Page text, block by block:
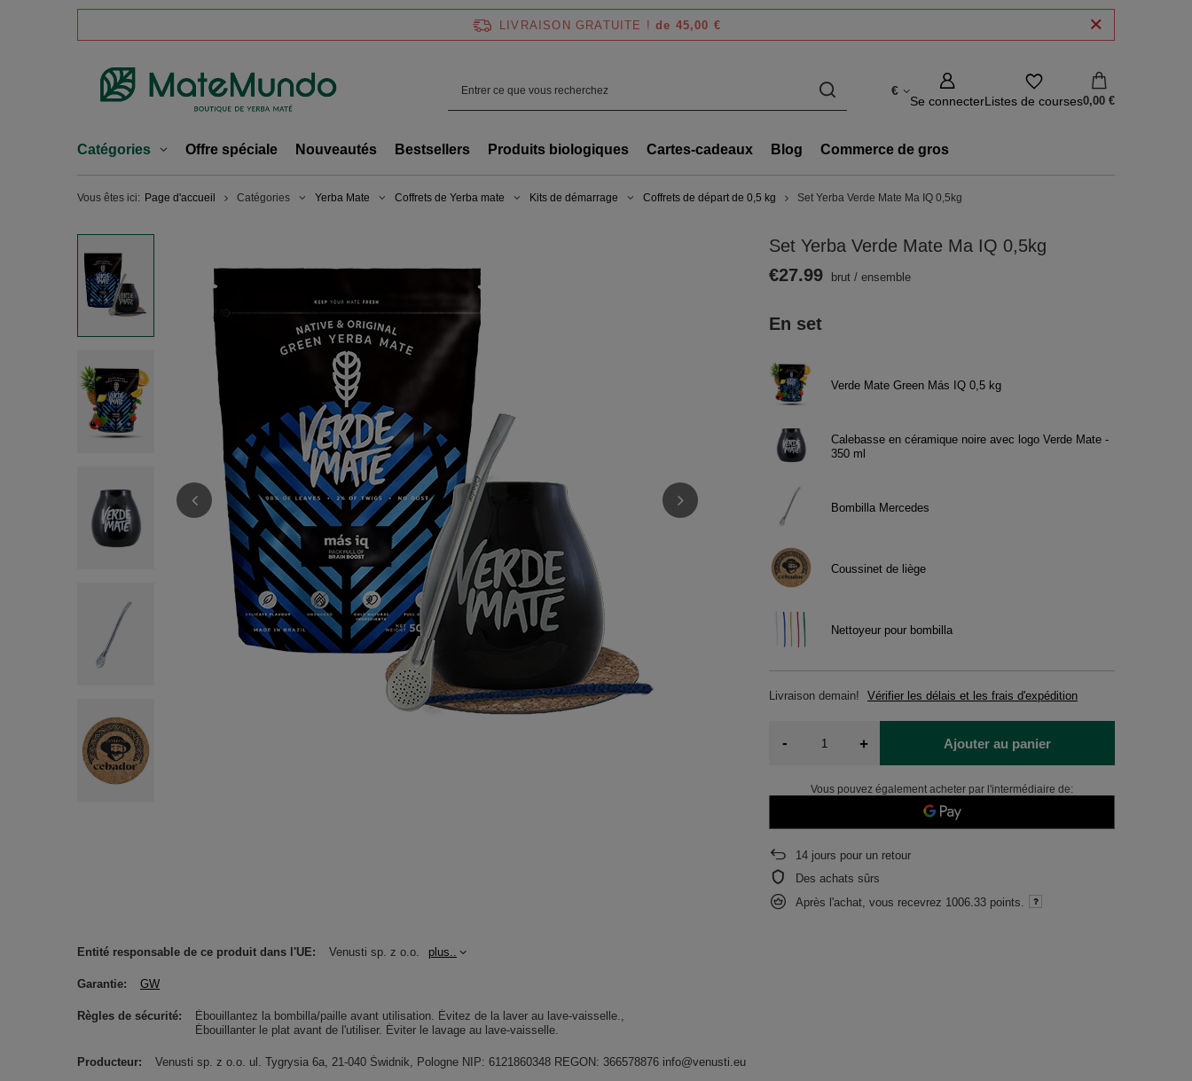
LIVRAISON GRATUITE ! de 45,00 €
€
Se connecterListes de courses0,00 €
Catégories Offre spéciale Nouveautés Bestsellers Produits biologiques Cartes-cadeaux Blog Commerce de gros
Vous êtes ici: Page d'accueil Catégories Yerba Mate Coffrets de Yerba mate Kits de démarrage Coffrets de départ de 0,5 kg Set Yerba Verde Mate Ma IQ 0,5kg
Set Yerba Verde Mate Ma IQ 0,5kg
En set
Verde Mate Green Más IQ 0,5 kg
Calebasse en céramique noire avec logo Verde Mate -
350 ml
Bombilla Mercedes
Coussinet de liège
Nettoyeur pour bombilla
Livraisondemain! Vérifier les délais et les frais d'expédition
€27.99 brut /ensemble
- + Ajouter au panier
Vous pouvez également acheter par l'intermédiaire de:
14 jours pour un retour
Des achats sûrs
Après l'achat, vous recevrez 1006.33 points.
Entité responsable de ce produit dans l'UE Venusti sp. z o.o. plus..
Garantie GW
Règles de sécurité
Ébouillantez la bombilla/paille avant utilisation. Évitez de la laver au lave-vaisselle.
Ébouillanter le plat avant de l'utiliser. Éviter le lavage au lave-vaisselle.
Producteur Venusti sp. z o.o. ul. Tygrysia 6a, 21-040 Świdnik, Pologne NIP: 6121860348 REGON: 366578876 info@venusti.eu